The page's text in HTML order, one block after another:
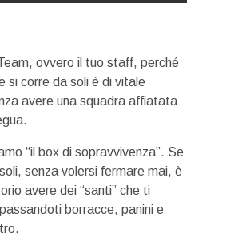
ovvero il tuo staff, perché
si corre da soli è di vitale
avere una squadra affiatata
“il box di sopravvivenza”. Se
senza volersi fermare mai, è
avere dei “santi” che ti
borracce, panini e